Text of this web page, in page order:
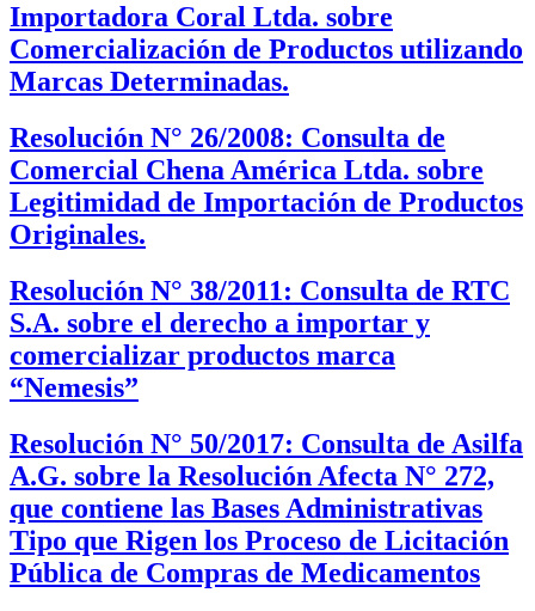
Importadora Coral Ltda. sobre
Comercialización de Productos utilizando
Marcas Determinadas.
Resolución N° 26/2008: Consulta de
Comercial Chena América Ltda. sobre
Legitimidad de Importación de Productos
Originales.
Resolución N° 38/2011: Consulta de RTC
S.A. sobre el derecho a importar y
comercializar productos marca
“Nemesis”
Resolución N° 50/2017: Consulta de Asilfa
A.G. sobre la Resolución Afecta N° 272,
que contiene las Bases Administrativas
Tipo que Rigen los Proceso de Licitación
Pública de Compras de Medicamentos